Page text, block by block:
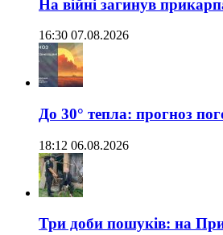
На війні загинув
16:30 07.08.2026
До 30° тепла: прогноз
18:12 06.08.2026
Три доби пошуків: на